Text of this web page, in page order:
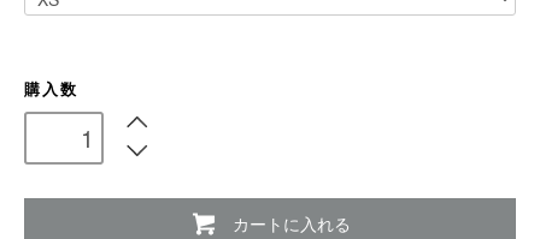
購入数
カートに入れる